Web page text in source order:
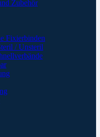
Zubehör
Fixierbinden
/ Unsteril